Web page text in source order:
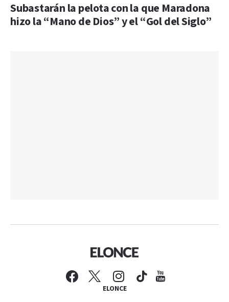
Subastarán la pelota con la que Maradona
hizo la “Mano de Dios” y el “Gol del Siglo”
ELONCE